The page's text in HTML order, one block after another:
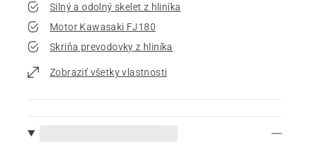
Silný a odolný skelet z hliníka
Motor Kawasaki FJ180
Skriňa prevodovky z hliníka
Zobraziť všetky vlastnosti